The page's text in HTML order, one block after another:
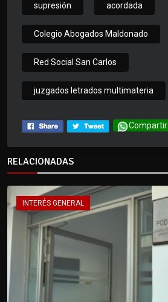
supresión acordada
Colegio Abogados Maldonado
Red Social San Carlos
juzgados letrados multimateria
Compartir
RELACIONADAS
INTERÉS GENERAL